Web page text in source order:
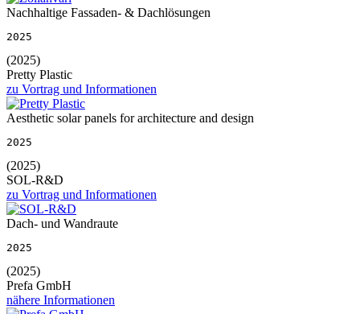
Nachhaltige Fassaden- & Dachlösungen
2025
(2025)
Pretty Plastic
zu Vortrag und Informationen
Aesthetic solar panels for architecture and design
2025
(2025)
SOL-R&D
zu Vortrag und Informationen
Dach- und Wandraute
2025
(2025)
Prefa GmbH
nähere Informationen